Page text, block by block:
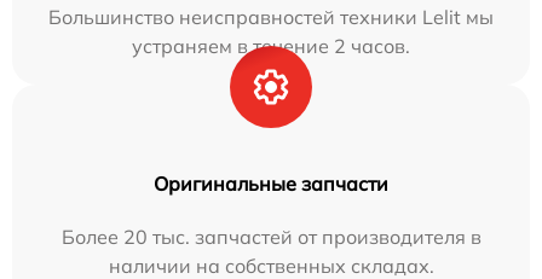
Большинство неисправностей техники Lelit мы
устраняем в течение 2 часов.
Оригинальные запчасти
Более 20 тыс. запчастей от производителя в
наличии на собственных складах.